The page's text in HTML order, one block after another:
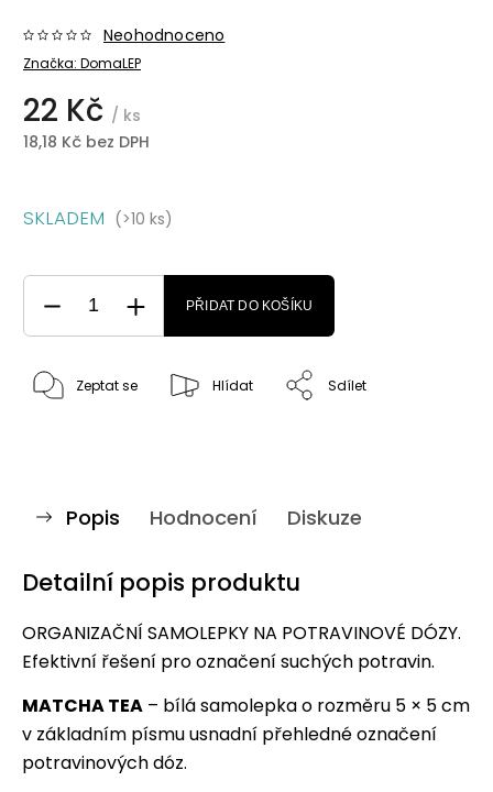
Značka: DomaLEP
Neohodnoceno
22 Kč / ks
18,18 Kč bez DPH
SKLADEM (>10 ks)
PŘIDAT DO KOŠÍKU
Zeptat se Hlídat Sdílet
Popis Hodnocení Diskuze
Detailní popis produktu
ORGANIZAČNÍ SAMOLEPKY NA POTRAVINOVÉ DÓZY.
Efektivní řešení pro označení suchých potravin.
MATCHA TEA – bílá samolepka o rozměru 5 × 5 cm
v základním písmu usnadní přehledné označení
potravinových dóz.